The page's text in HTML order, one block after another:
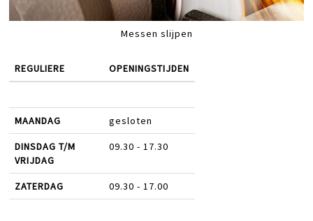
Messen slijpen
REGULIERE OPENINGSTIJDEN
MAANDAG gesloten
DINSDAG T/M
VRIJDAG
09.30 - 17.30
ZATERDAG 09.30 - 17.00